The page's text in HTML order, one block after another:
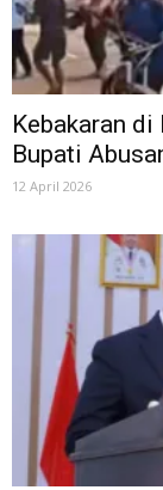
Kebakaran di
Bupati
12 April 2026